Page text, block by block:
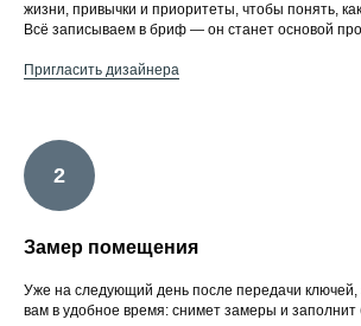
жизни, привычки и приоритеты, чтобы понять,
Всё записываем в бриф — он станет основой
Пригласить дизайнера
Замер помещения
Уже на следующий день после передачи
вам в удобное время: снимет замеры и